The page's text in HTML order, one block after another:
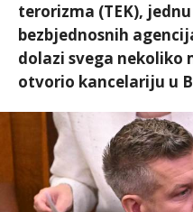
terorizma (TEK),
bezbjednosnih
dolazi svega nekoliko
otvorio kancelariju u